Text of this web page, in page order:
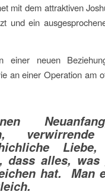
mit dem attraktiven
und ein
einer neuen
an einer Operation am
dass alles, was
hat. Man